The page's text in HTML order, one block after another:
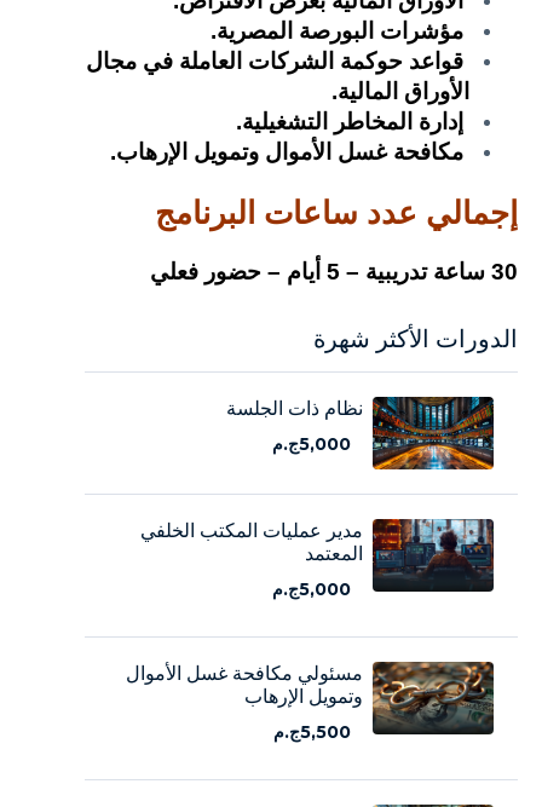
مؤشرات البورصة المصرية.
قواعد حوكمة الشركات العاملة في مجال
الأوراق المالية.
إدارة المخاطر التشغيلية.
مكافحة غسل الأموال وتمويل الإرهاب.
إجمالي عدد ساعات البرنامج
30 ساعة تدريبية – 5 أيام – حضور فعلي
الدورات الأكثر شهرة
نظام ذات الجلسة
5,000ج.م
مدير عمليات المكتب الخلفي
المعتمد
5,000ج.م
مسئولي مكافحة غسل الأموال
وتمويل الإرهاب
5,500ج.م